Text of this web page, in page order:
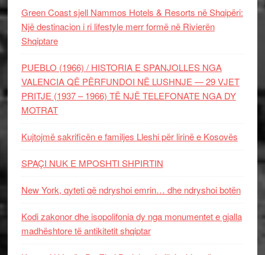
Green Coast sjell Nammos Hotels & Resorts në Shqipëri:
Një destinacion i ri lifestyle merr formë në Rivierën
Shqiptare
PUEBLO (1966) / HISTORIA E SPANJOLLES NGA
VALENCIA QË PËRFUNDOI NË LUSHNJE — 29 VJET
PRITJE (1937 – 1966) TË NJË TELEFONATE NGA DY
MOTRAT
Kujtojmë sakrificën e familjes Lleshi për lirinë e Kosovës
SPAÇI NUK E MPOSHTI SHPIRTIN
New York, qyteti që ndryshoi emrin… dhe ndryshoi botën
Kodi zakonor dhe isopolifonia dy nga monumentet e gjalla
madhështore të antikitetit shqiptar